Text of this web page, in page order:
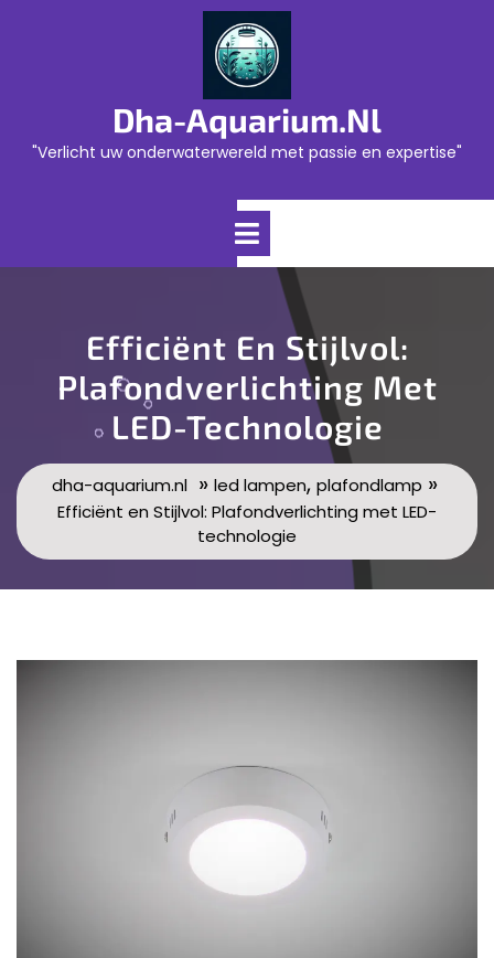
Dha-Aquarium.nl
"Verlicht uw onderwaterwereld met passie en expertise"
Open
Efficiënt En Stijlvol:
Plafondverlichting Met
LED-Technologie
dha-aquarium.nl» led lampen, plafondlamp »
Efficiënt en Stijlvol: Plafondverlichting met LED-
technologie